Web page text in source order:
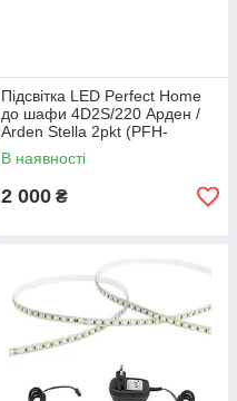
Підсвітка LED Perfect Home
до шафи 4D2S/220 Арден /
Arden Stella 2pkt (PFH-
091455)
В наявності
2 000 ₴